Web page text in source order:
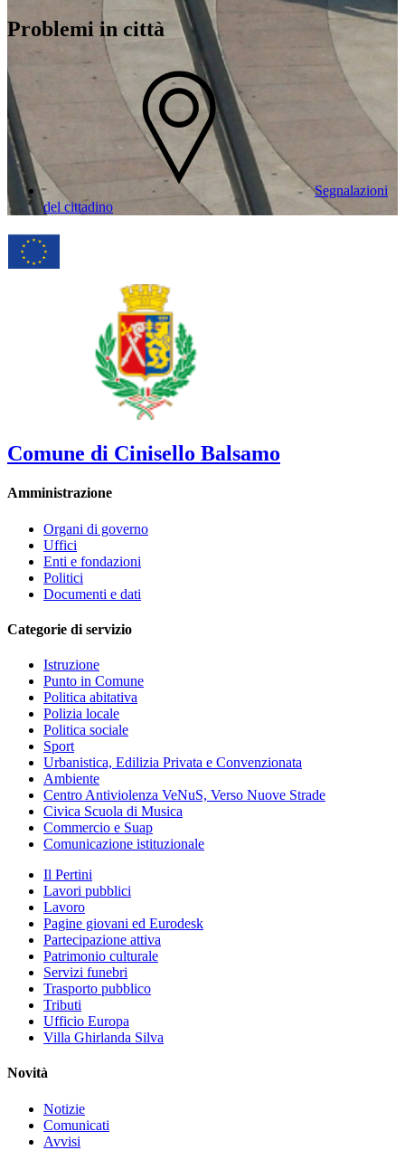
Problemi in città
Segnalazioni
del cittadino
Comune di Cinisello Balsamo
Amministrazione
Organi di governo
Uffici
Enti e fondazioni
Politici
Documenti e dati
Categorie di servizio
Istruzione
Punto in Comune
Politica abitativa
Polizia locale
Politica sociale
Sport
Urbanistica, Edilizia Privata e Convenzionata
Ambiente
Centro Antiviolenza VeNuS, Verso Nuove Strade
Civica Scuola di Musica
Commercio e Suap
Comunicazione istituzionale
Il Pertini
Lavori pubblici
Lavoro
Pagine giovani ed Eurodesk
Partecipazione attiva
Patrimonio culturale
Servizi funebri
Trasporto pubblico
Tributi
Ufficio Europa
Villa Ghirlanda Silva
Novità
Notizie
Comunicati
Avvisi